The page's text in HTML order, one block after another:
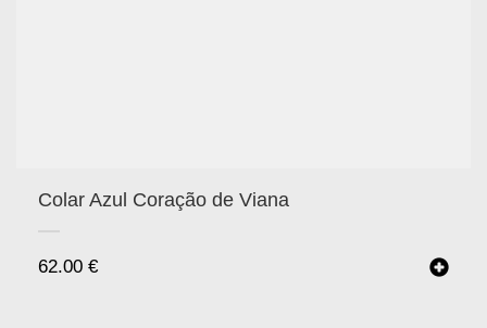
Colar Azul Coração de Viana
62.00 €